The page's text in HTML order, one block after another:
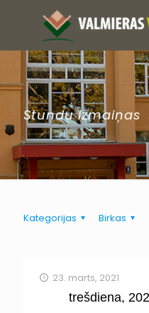
Stundu izmaiņas
Kategorijas Birkas
23. marts, 2021
trešdiena,